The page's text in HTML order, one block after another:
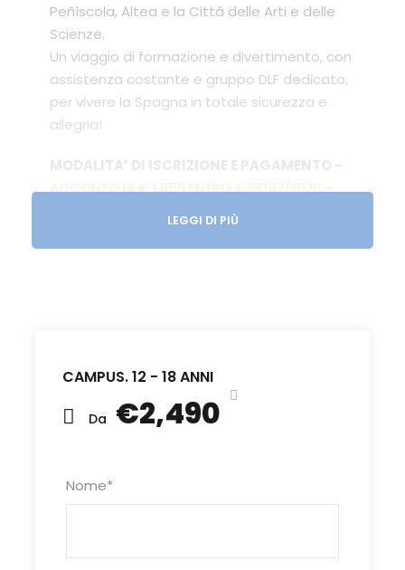
CAMPUS. 12 - 18 ANNI
Da €2,490
Nome*
Peñíscola, Altea e la Città delle Arti e delle
Scienze.
Un viaggio di formazione e divertimento, con
assistenza costante e gruppo DLF dedicato,
per vivere la Spagna in totale sicurezza e
allegria!
ACCONTO DI € 1.059 ENTRO IL 28/02/2026 –
SALDO 40GG LAVORATIVI PRIMA DELLA
LEGGI DI PIÙ